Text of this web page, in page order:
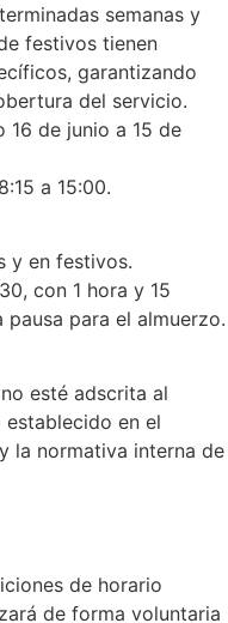
semanas y
festivos tienen
garantizando
del servicio.
16 de junio a 15 de
a 15:00.
y en festivos.
con 1 hora y 15
para el almuerzo.
esté adscrita al
establecido en el
la normativa interna de
de horario
de forma voluntaria